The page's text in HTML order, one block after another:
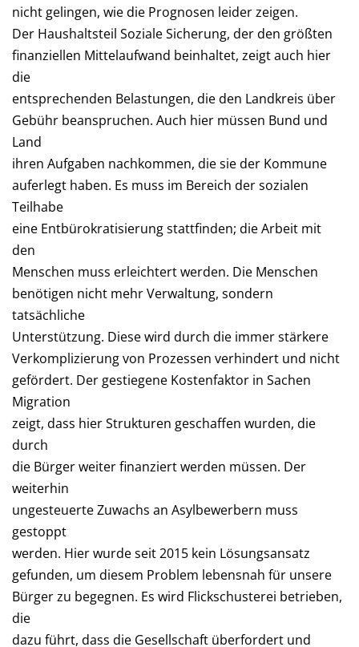
nicht gelingen, wie die Prognosen leider zeigen.
Der Haushaltsteil Soziale Sicherung, der den größten
finanziellen Mittelaufwand beinhaltet, zeigt auch hier
die
entsprechenden Belastungen, die den Landkreis über
Gebühr beanspruchen. Auch hier müssen Bund und
Land
ihren Aufgaben nachkommen, die sie der Kommune
auferlegt haben. Es muss im Bereich der sozialen
Teilhabe
eine Entbürokratisierung stattfinden; die Arbeit mit
den
Menschen muss erleichtert werden. Die Menschen
benötigen nicht mehr Verwaltung, sondern
tatsächliche
Unterstützung. Diese wird durch die immer stärkere
Verkomplizierung von Prozessen verhindert und nicht
gefördert. Der gestiegene Kostenfaktor in Sachen
Migration
zeigt, dass hier Strukturen geschaffen wurden, die
durch
die Bürger weiter finanziert werden müssen. Der
weiterhin
ungesteuerte Zuwachs an Asylbewerbern muss
gestoppt
werden. Hier wurde seit 2015 kein Lösungsansatz
gefunden, um diesem Problem lebensnah für unsere
Bürger zu begegnen. Es wird Flickschusterei betrieben,
die
dazu führt, dass die Gesellschaft überfordert und